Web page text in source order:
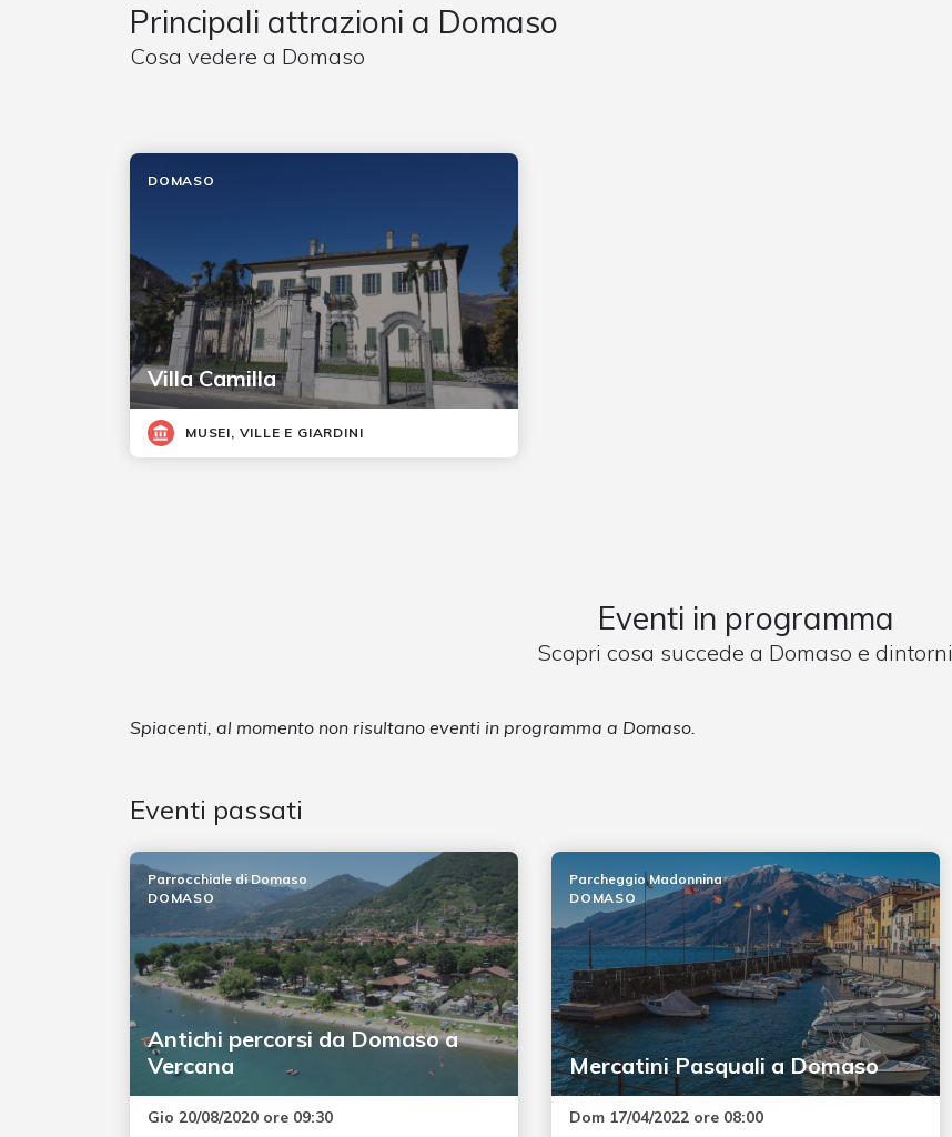
Principali attrazioni a Domaso
Cosa vedere a Domaso
Villa Camilla
DOMASO
MUSEI, VILLE E GIARDINI
Eventi in programma
Scopri cosa succede a Domaso e dintorni
Spiacenti, al momento non risultano eventi in programma a Domaso.
Eventi passati
Antichi percorsi da Domaso a
Vercana
Parrocchiale di Domaso
DOMASO
Gio 20/08/2020 ore 09:30
Mercatini Pasquali a Domaso
Parcheggio Madonnina
DOMASO
Dom 17/04/2022 ore 08:00